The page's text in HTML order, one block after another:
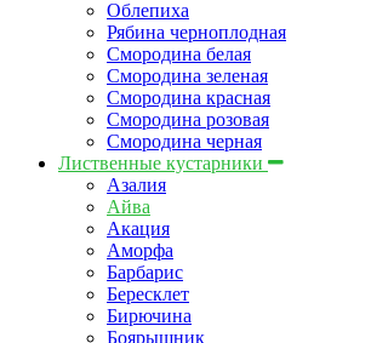
Облепиха
Рябина черноплодная
Смородина белая
Смородина зеленая
Смородина красная
Смородина розовая
Смородина черная
Лиственные кустарники
Азалия
Айва
Акация
Аморфа
Барбарис
Бересклет
Бирючина
Боярышник